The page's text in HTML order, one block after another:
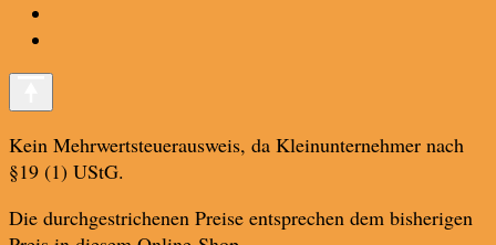
Kein Mehrwertsteuerausweis, da Kleinunternehmer nach
§19 (1) UStG.
Die durchgestrichenen Preise entsprechen dem bisherigen